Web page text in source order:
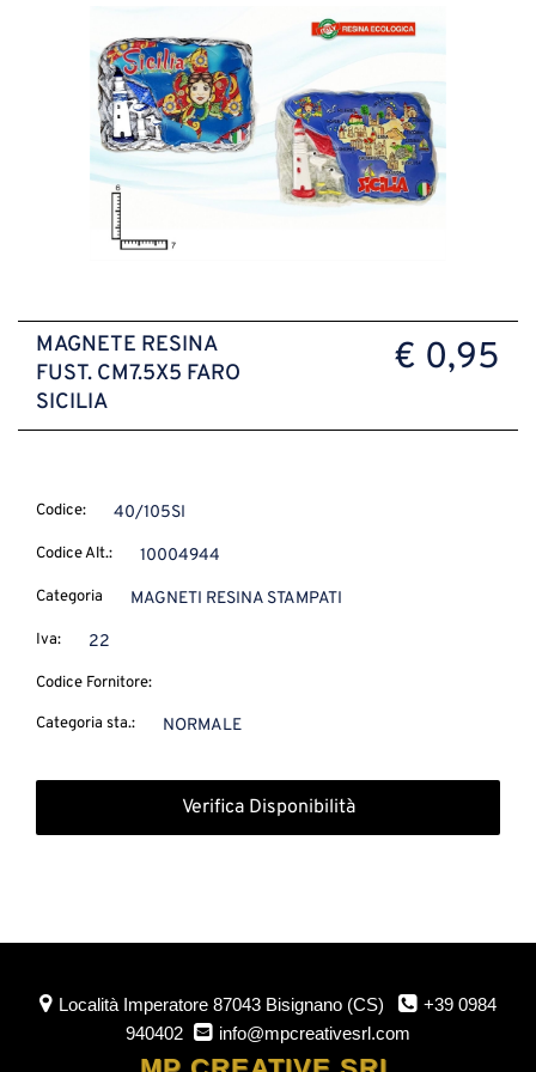
MAGNETE RESINA
FUST. CM7.5X5 FARO
SICILIA
€ 0,95
Codice: 40/105SI
Codice Alt.: 10004944
Categoria MAGNETI RESINA STAMPATI
Iva: 22
Codice Fornitore:
Categoria sta.: NORMALE
Verifica Disponibilità
Località Imperatore87043 Bisignano (CS)
+39 0984
940402
info@mpcreativesrl.com